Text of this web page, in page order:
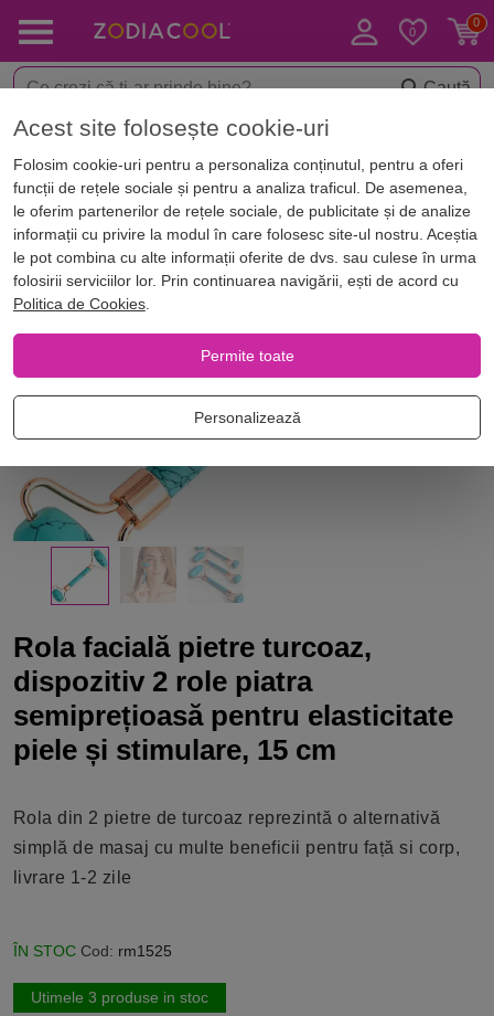
Caută
< Copacei feng shui și cristale Role jad masaj facial
Rola facială pietre turcoaz,
dispozitiv 2 role piatra
semiprețioasă pentru elasticitate
piele și stimulare, 15 cm
Rola din 2 pietre de turcoaz reprezintă o alternativă
simplă de masaj cu multe beneficii pentru față si corp,
livrare 1-2 zile
ÎN STOC Cod: rm1525
Utimele 3 produse in stoc
Acest site folosește cookie-uri
Folosim cookie-uri pentru a personaliza conținutul, pentru a oferi
funcții de rețele sociale și pentru a analiza traficul. De asemenea,
le oferim partenerilor de rețele sociale, de publicitate și de analize
informații cu privire la modul în care folosesc site-ul nostru. Aceștia
le pot combina cu alte informații oferite de dvs. sau culese în urma
folosirii serviciilor lor. Prin continuarea navigării, ești de acord cu
Politica de Cookies.
Permite toate
Personalizează